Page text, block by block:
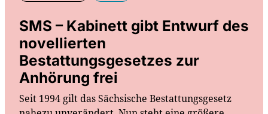
SMS – Kabinett gibt Entwurf des
novellierten
Bestattungsgesetzes zur
Anhörung frei
Seit 1994 gilt das Sächsische Bestattungsgesetz